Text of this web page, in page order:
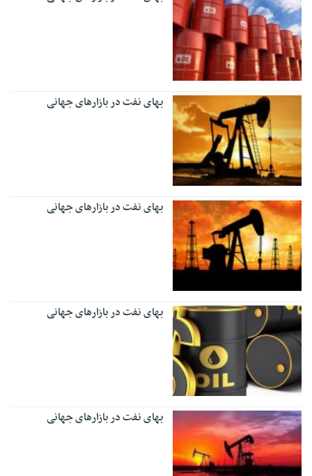
بهای نفت در بازارهای جهانی
بهای نفت در بازارهای جهانی
بهای نفت در بازارهای جهانی
بهای نفت در بازارهای جهانی